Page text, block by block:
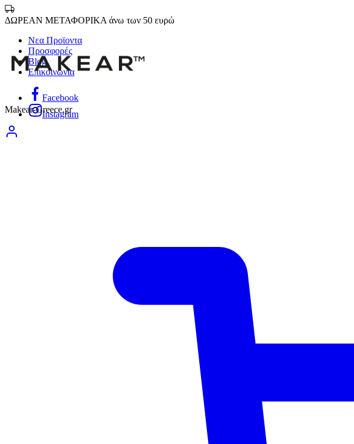
ΔΩΡΕΑΝ ΜΕΤΑΦΟΡΙΚΑ άνω των 50 ευρώ
Νεα Προϊοντα
Προσφορές
Blog
Επικοινωνία
Facebook
Instagram
Makear-Greece.gr